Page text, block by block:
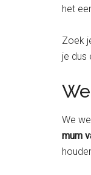
het
Zoek
je dus
We
mum